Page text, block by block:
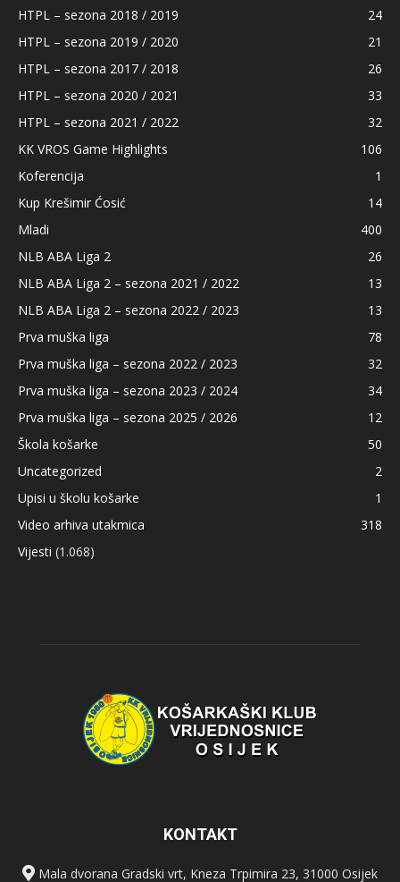
HTPL – sezona 2018 / 2019
24
HTPL – sezona 2019 / 2020
21
HTPL – sezona 2017 / 2018
26
HTPL – sezona 2020 / 2021
33
HTPL – sezona 2021 / 2022
32
KK VROS Game Highlights
106
Koferencija
1
Kup Krešimir Ćosić
14
Mladi
400
NLB ABA Liga 2
26
NLB ABA Liga 2 – sezona 2021 / 2022
13
NLB ABA Liga 2 – sezona 2022 / 2023
13
Prva muška liga
78
Prva muška liga – sezona 2022 / 2023
32
Prva muška liga – sezona 2023 / 2024
34
Prva muška liga – sezona 2025 / 2026
12
Škola košarke
50
Uncategorized
2
Upisi u školu košarke
1
Video arhiva utakmica
318
Vijesti (1.068)
KONTAKT
Mala dvorana Gradski vrt, Kneza Trpimira 23, 31000 Osijek